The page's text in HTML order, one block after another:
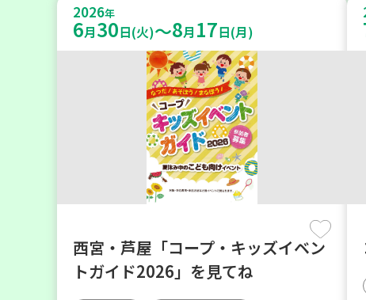
2026年
6月30日(火)～8月 17日(月)
西宮・芦屋「コープ・キッズイベン
トガイド2026」を見てね